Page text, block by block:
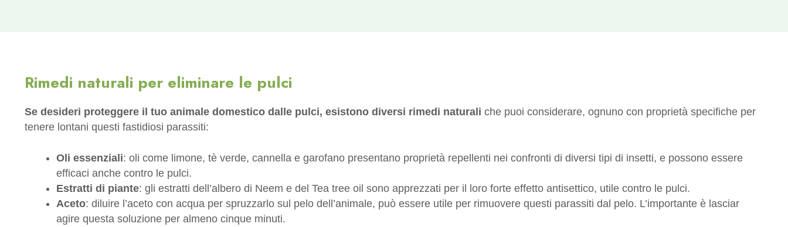
Rimedi naturali per eliminare le pulci
Se desideri proteggere il tuo animale domestico dalle pulci, esistono diversi rimedi naturali che puoi considerare, ognuno con proprietà specifiche per
tenere lontani questi fastidiosi parassiti:
Oli essenziali: oli come limone, tè verde, cannella e garofano presentano proprietà repellenti nei confronti di diversi tipi di insetti, e possono essere
efficaci anche contro le pulci.
Estratti di piante: gli estratti dell’albero di Neem e del Tea tree oil sono apprezzati per il loro forte effetto antisettico, utile contro le pulci.
Aceto: diluire l’aceto con acqua per spruzzarlo sul pelo dell’animale, può essere utile per rimuovere questi parassiti dal pelo. L’importante è lasciar
agire questa soluzione per almeno cinque minuti.